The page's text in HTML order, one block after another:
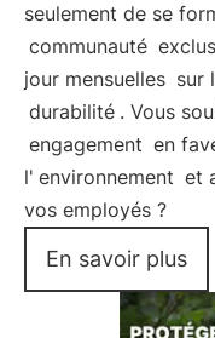
seulement de se
communauté
jour mensuelles sur
durabilité . Vous
engagement en
l' environnement et
vos employés ?
En savoir plus